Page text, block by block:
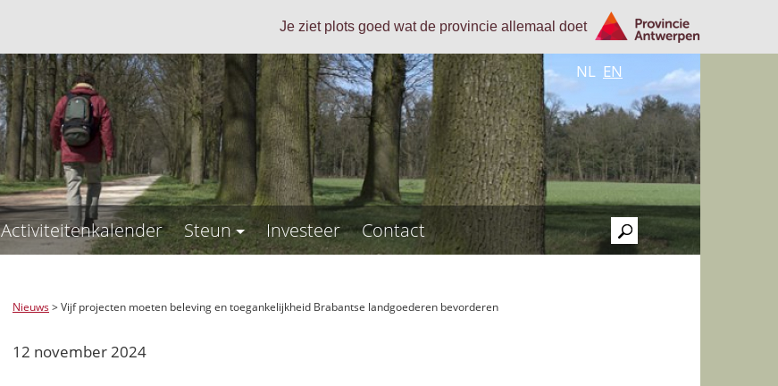
Je ziet plots goed wat de provincie allemaal doet
NL EN
Activiteitenkalender Steun Investeer Contact
>
Nieuws>Vijf projecten moeten beleving en toegankelijkheid Brabantse landgoederen bevorderen
12 november 2024